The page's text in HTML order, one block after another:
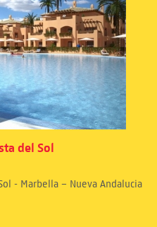
del Sol
- Marbella – Nueva Andalucia